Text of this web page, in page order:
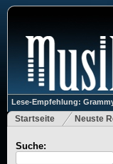
Lese-Empfehlung:
Startseite Neuste
Suche: